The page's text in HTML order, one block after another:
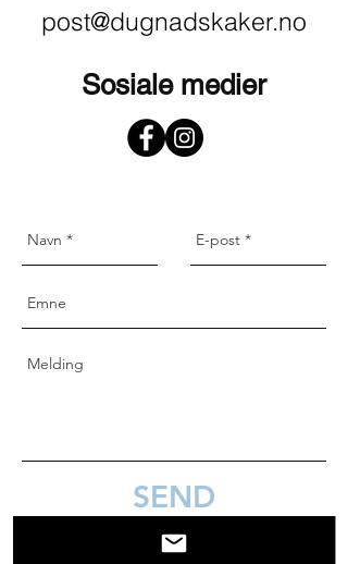
post@dugnadskaker.no
Sosiale medier
SEND